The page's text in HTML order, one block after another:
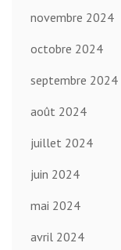
novembre 2024
octobre 2024
septembre 2024
août 2024
juillet 2024
juin 2024
mai 2024
avril 2024